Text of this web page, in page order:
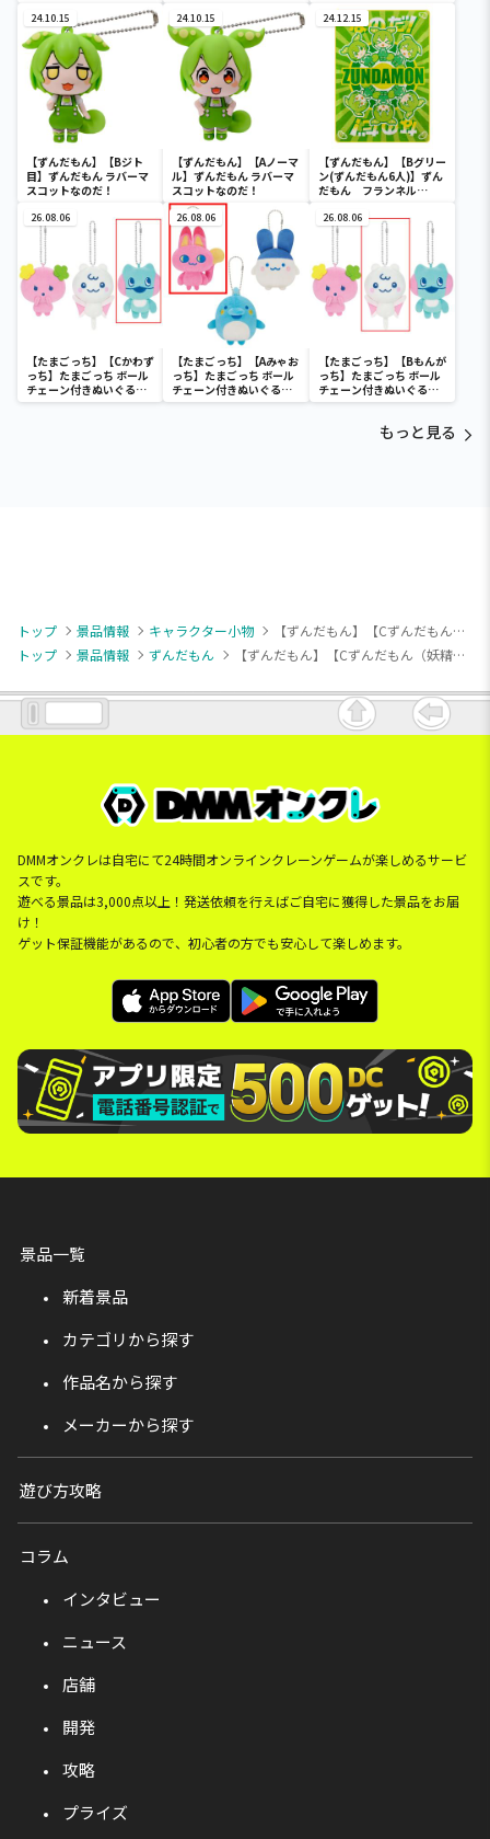
24.10.15
【ずんだもん】【Bジト
目】ずんだもん ラバーマ
スコットなのだ！
24.10.15
【ずんだもん】【Aノーマ
ル】ずんだもん ラバーマ
スコットなのだ！
24.12.15
【ずんだもん】【Bグリー
ン(ずんだもん6人)】ずん
だもん フランネル
26.08.06
【たまごっち】【Cかわず
っち】たまごっち ボール
チェーン付きぬいぐるみ
～Tamagotchi
26.08.06
【たまごっち】【Aみゃお
っち】たまごっち ボール
チェーン付きぬいぐるみ
～Tamagotchi
26.08.06
【たまごっち】【Bもんが
っち】たまごっち ボール
チェーン付きぬいぐるみ
～Tamagotchi
もっと見る
トップ 景品情報 キャラクター小物
【ずんだもん】【Cずんだもん（妖精）】ずんだもん 形態変化 ピこぬい
トップ
景品情報 ずんだもん 【ずんだもん】【Cずんだもん（妖精）】ずんだもん 形態変化 ピこぬい
DMMオンクレは自宅にて24時間オンラインクレーンゲームが楽しめるサービ
スです。
遊べる景品は3,000点以上！発送依頼を行えばご自宅に獲得した景品をお届
け！
ゲット保証機能があるので、初心者の方でも安心して楽しめます。
景品一覧
新着景品
カテゴリから探す
作品名から探す
メーカーから探す
遊び方攻略
コラム
インタビュー
ニュース
店舗
開発
攻略
プライズ